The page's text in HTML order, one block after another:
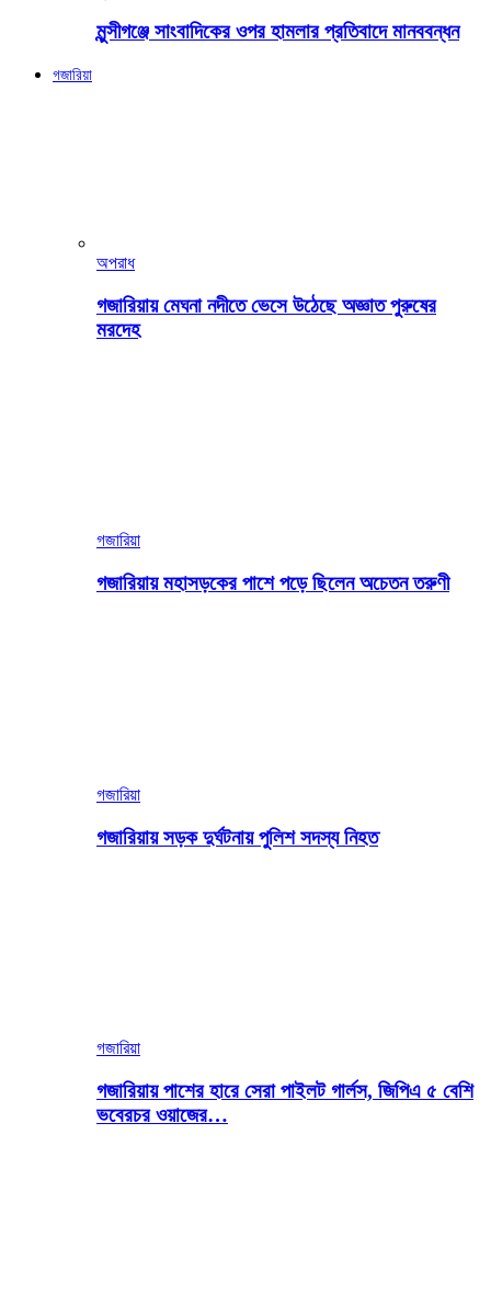
মুন্সীগঞ্জে সাংবাদিকের ওপর হামলার প্রতিবাদে মানববন্ধন
গজারিয়া
অপরাধ
গজারিয়ায় মেঘনা নদীতে ভেসে উঠেছে অজ্ঞাত পুরুষের
মরদেহ
গজারিয়া
গজারিয়ায় মহাসড়কের পাশে পড়ে ছিলেন অচেতন তরুণী
গজারিয়া
গজারিয়ায় সড়ক দুর্ঘটনায় পুলিশ সদস্য নিহত
গজারিয়া
গজারিয়ায় পাশের হারে সেরা পাইলট গার্লস, জিপিএ ৫ বেশি
ভবেরচর ওয়াজের…